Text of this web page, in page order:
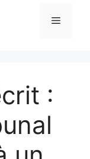
Menu
: